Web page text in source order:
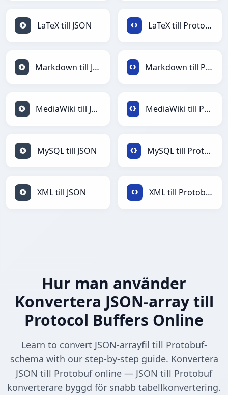
LaTeX till JSON LaTeX till Protobuf
Markdown till JSON Markdown till Protobuf
MediaWiki till JSON MediaWiki till Protobuf
MySQL till JSON MySQL till Protobuf
XML till JSON XML till Protobuf
Hur man använder
Konvertera JSON-array till
Protocol Buffers Online
Learn to convert JSON-arrayfil till Protobuf-
schema with our step-by-step guide. Konvertera
JSON till Protobuf online — JSON till Protobuf
konverterare byggd för snabb tabellkonvertering.